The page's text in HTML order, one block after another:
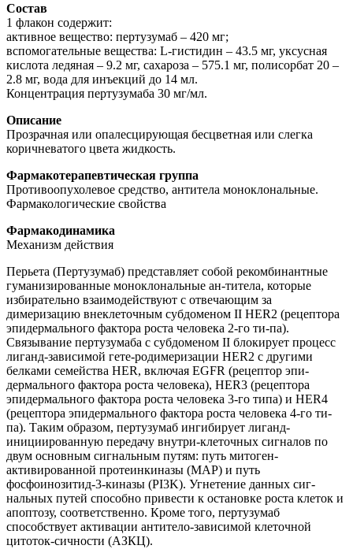
Состав
1 флакон содержит:
активное вещество: пертузумаб – 420 мг;
вспомогательные вещества: L-гистидин – 43.5 мг, уксусная
кислота ледяная – 9.2 мг, сахароза – 575.1 мг, полисорбат 20 –
2.8 мг, вода для инъекций до 14 мл.
Концентрация пертузумаба 30 мг/мл.
Описание
Прозрачная или опалесцирующая бесцветная или слегка
коричневатого цвета жидкость.
Фармакотерапевтическая группа
Противоопухолевое средство, антитела моноклональные.
Фармакологические свойства
Фармакодинамика
Механизм действия
Перьета (Пертузумаб) представляет собой рекомбинантные
гуманизированные моноклональные ан-титела, которые
избирательно взаимодействуют с отвечающим за
димеризацию внеклеточным субдоменом II HER2 (рецептора
эпидермального фактора роста человека 2-го ти-па).
Связывание пертузумаба с субдоменом II блокирует процесс
лиганд-зависимой гете-родимеризации HER2 с другими
белками семейства HER, включая EGFR (рецептор эпи-
дермального фактора роста человека), HER3 (рецептора
эпидермального фактора роста человека 3-го типа) и HER4
(рецептора эпидермального фактора роста человека 4-го ти-
па). Таким образом, пертузумаб ингибирует лиганд-
инициированную передачу внутри-клеточных сигналов по
двум основным сигнальным путям: путь митоген-
активированной протеинкиназы (МАР) и путь
фосфоинозитид-3-киназы (PI3K). Угнетение данных сиг-
нальных путей способно привести к остановке роста клеток и
апоптозу, соответственно. Кроме того, пертузумаб
способствует активации антитело-зависимой клеточной
цитоток-сичности (АЗКЦ).